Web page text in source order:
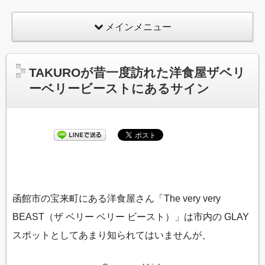
メインメニュー
TAKUROが昔一度訪れた洋食屋ザベリ
ーベリービーストにあるサイン
函館市の宝来町にある洋食屋さん「The very very
BEAST（ザ ベリー ベリー ビースト）」は市内の GLAY
スポットとしてあまり知られてはいませんが、